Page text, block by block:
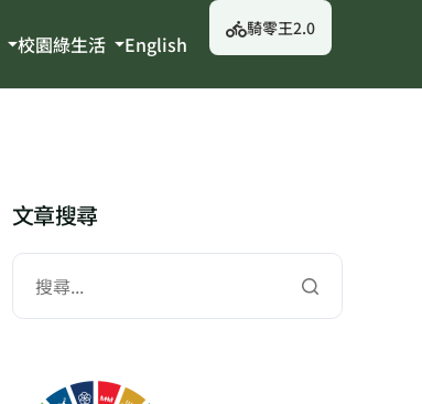
校園綠生活 English
騎零王2.0
文章搜尋